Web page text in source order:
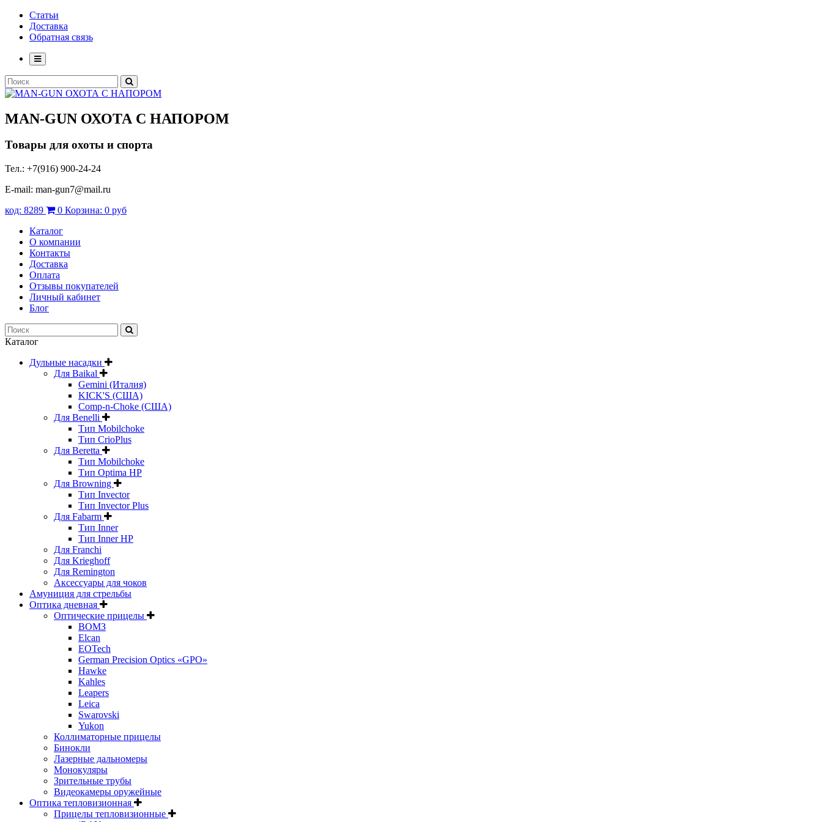
Статьи
Доставка
Обратная связь
MAN-GUN ОХОТА С НАПОРОМ
Товары для охоты и спорта
Тел.: +7(916) 900-24-24
E-mail: man-gun7@mail.ru
код: 8289 0 Корзина: 0 руб
Каталог
О компании
Контакты
Доставка
Оплата
Отзывы покупателей
Личный кабинет
Блог
Каталог
Дульные насадки
Для Baikal
Gemini (Италия)
KICK'S (США)
Comp-n-Choke (США)
Для Benelli
Тип Mobilchoke
Тип CrioPlus
Для Beretta
Тип Mobilchoke
Тип Optima HP
Для Browning
Тип Invector
Тип Invector Plus
Для Fabarm
Тип Inner
Тип Inner HP
Для Franchi
Для Krieghoff
Для Remington
Аксессуары для чоков
Амуниция для стрельбы
Оптика дневная
Оптические прицелы
ВОМЗ
Elcan
EOTech
German Precision Optics «GPO»
Hawke
Kahles
Leapers
Leica
Swarovski
Yukon
Коллиматорные прицелы
Бинокли
Лазерные дальномеры
Монокуляры
Зрительные трубы
Видеокамеры оружейные
Оптика тепловизионная
Прицелы тепловизионные